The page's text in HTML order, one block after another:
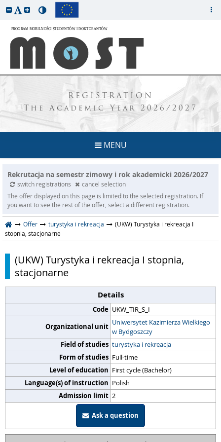
REGISTRATION
The Academic Year 2026/2027
MENU
Rekrutacja na semestr zimowy i rok akademicki 2026/2027
switch registrations
cancel selection
The offer displayed on this page is limited to the selected registration. If
you want to see the rest of the offer, select a different registration.
Offer turystyka i rekreacja
(UKW) Turystyka i rekreacja I
stopnia, stacjonarne
(UKW) Turystyka i rekreacja I stopnia,
stacjonarne
Details
Code UKW_TIR_S_I
Organizational unit Uniwersytet Kazimierza Wielkiego
w Bydgoszczy
Field of studies turystyka i rekreacja
Form of studies Full-time
Level of education First cycle (Bachelor)
Language(s) of instruction Polish
Admission limit 2
Ask a question